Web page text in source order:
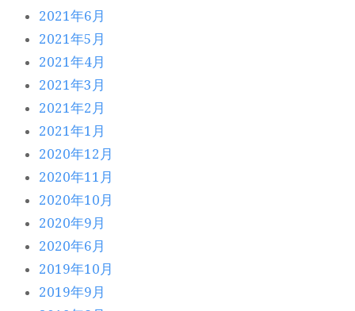
2021年6月
2021年5月
2021年4月
2021年3月
2021年2月
2021年1月
2020年12月
2020年11月
2020年10月
2020年9月
2020年6月
2019年10月
2019年9月